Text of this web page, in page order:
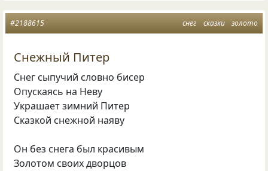
снег сказки золото
#2188615
Снежный Питер
Снег сыпучий словно бисер
Опускаясь на Неву
Украшает зимний Питер
Сказкой снежной наяву
Он без снега был красивым
Золотом своих дворцов